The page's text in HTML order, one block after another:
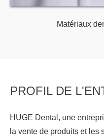
Matériaux
PROFIL DE
HUGE Dental, une
la vente de produits et les